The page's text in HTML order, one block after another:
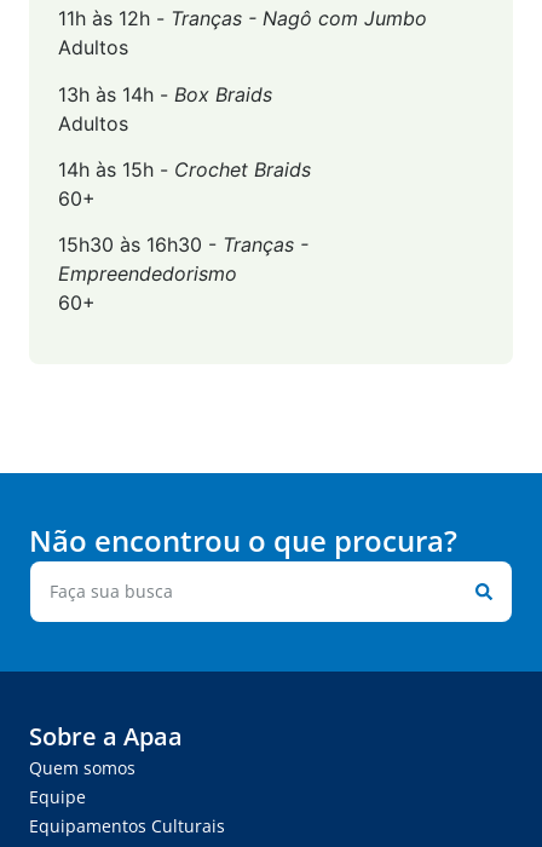
11h às 12h - Tranças - Nagô com Jumbo
Adultos
13h às 14h - Box Braids
Adultos
14h às 15h - Crochet Braids
60+
15h30 às 16h30 - Tranças -
Empreendedorismo
60+
Não encontrou o que procura?
Sobre a Apaa
Quem somos
Equipe
Equipamentos Culturais